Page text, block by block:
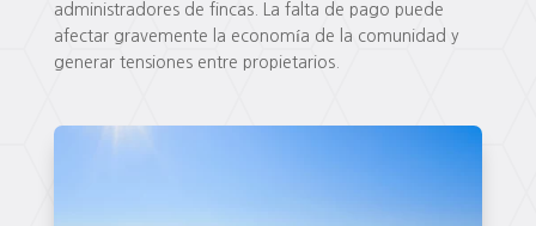
administradores de fincas. La falta de pago puede
afectar gravemente la economía de la comunidad y
generar tensiones entre propietarios.